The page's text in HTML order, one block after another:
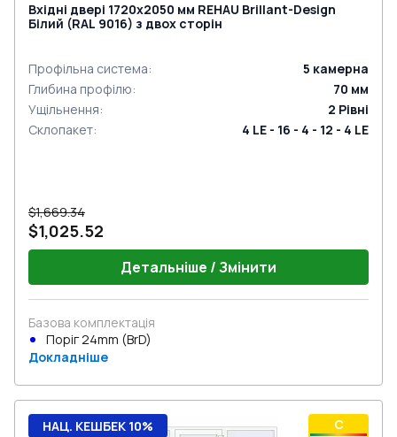
Вхідні двері 1720x2050 мм REHAU Brillant-Design
Білий (RAL 9016) з двох сторін
Профільна система: 5 камерна
Глибина профілю: 70 мм
Ущільнення: 2 Рівні
Склопакет: 4 LE - 16 - 4 - 12 - 4 LE
$1,669.34
$1,025.52
Детальніше / Змінити
Базова комплектація
Поріг 24mm (BrD)
Докладніше
C
НАЦ. КЕШБЕК 10%